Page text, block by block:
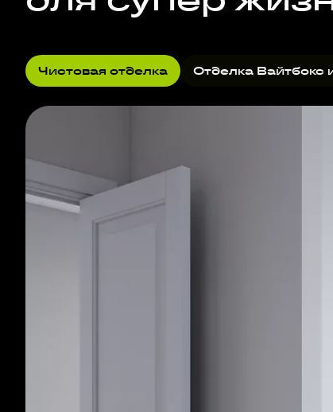
Чистовая отделка Отделка Вайтбокс